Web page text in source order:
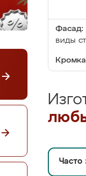
Фасад:
виды
Часто